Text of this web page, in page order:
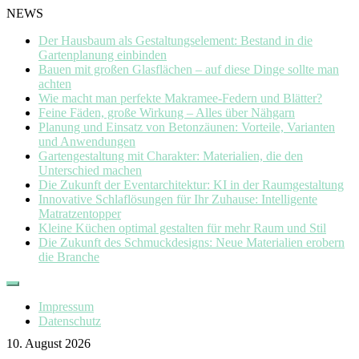
NEWS
Der Hausbaum als Gestaltungselement: Bestand in die
Gartenplanung einbinden
Bauen mit großen Glasflächen – auf diese Dinge sollte man
achten
Wie macht man perfekte Makramee-Federn und Blätter?
Feine Fäden, große Wirkung – Alles über Nähgarn
Planung und Einsatz von Betonzäunen: Vorteile, Varianten
und Anwendungen
Gartengestaltung mit Charakter: Materialien, die den
Unterschied machen
Die Zukunft der Eventarchitektur: KI in der Raumgestaltung
Innovative Schlaflösungen für Ihr Zuhause: Intelligente
Matratzentopper
Kleine Küchen optimal gestalten für mehr Raum und Stil
Die Zukunft des Schmuckdesigns: Neue Materialien erobern
die Branche
Skip
contentImpressum
Datenschutz
10. August 2026